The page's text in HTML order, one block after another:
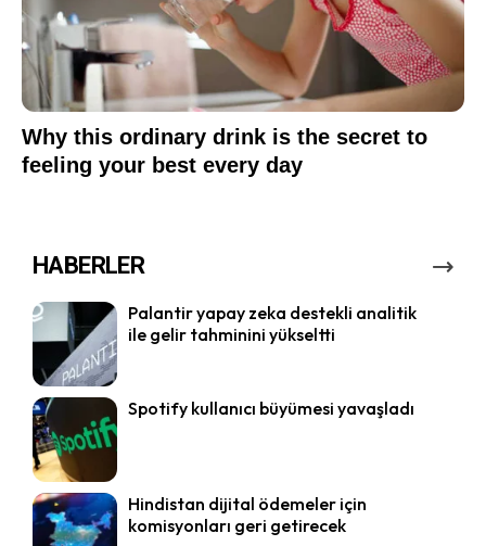
HABERLER
Palantir yapay zeka destekli analitik
ile gelir tahminini yükseltti
Spotify kullanıcı büyümesi yavaşladı
Hindistan dijital ödemeler için
komisyonları geri getirecek